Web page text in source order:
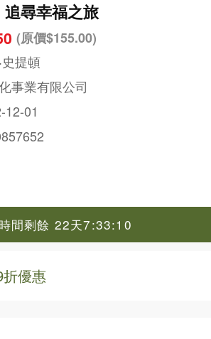
尋幸福之旅
(原價$155.00)
提頓
事業有限公司
12-01
間剩餘 22天7:33:09
優惠